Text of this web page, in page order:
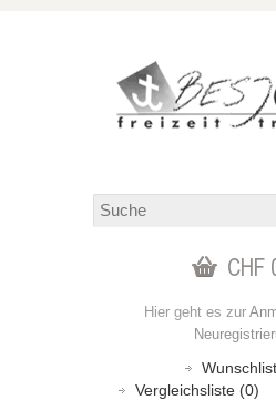
CHF
Hier geht es zur
Vergleichsliste (0)